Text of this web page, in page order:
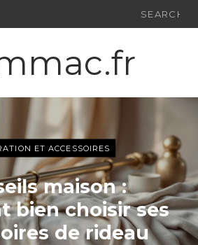
Search
ET ACCESSOIRES
maison :
bien choisir ses
de rideau